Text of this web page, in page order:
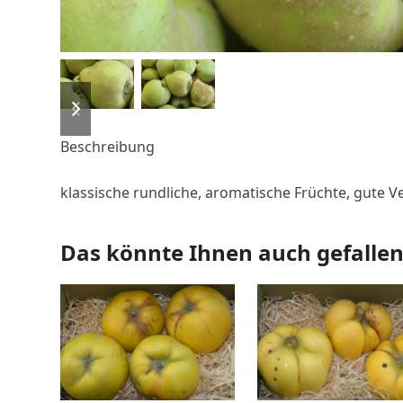
previous
slide
next
slide
Beschreibung
klassische rundliche, aromatische Früchte, gute
Das könnte Ihnen auch